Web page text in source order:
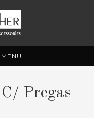
MENU
Pregas